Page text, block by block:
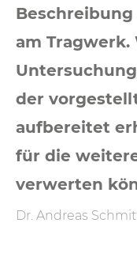
am Tragwerk.
der
aufbereitet
für die
verwerten
Dr. Andreas